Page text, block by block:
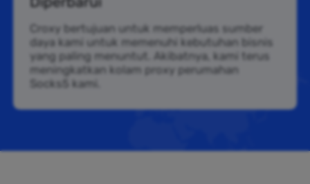
Croxy bertujuan untuk memperluas sumber
daya kami untuk memenuhi kebutuhan bisnis
yang paling menuntut. Akibatnya, kami terus
meningkatkan kolam proxy perumahan
Socks5 kami.